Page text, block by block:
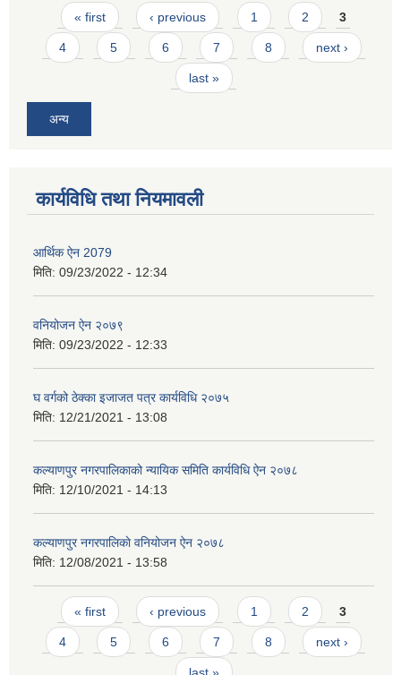
Pages
« first ‹ previous 1 2 3
4 5 6 7 8 next ›
last »
अन्य
कार्यविधि तथा नियमावली
आर्थिक ऐन 2079
मिति: 09/23/2022 - 12:34
वनियोजन ऐन २०७९
मिति: 09/23/2022 - 12:33
घ वर्गको ठेक्का इजाजत पत्र कार्यविधि २०७५
मिति: 12/21/2021 - 13:08
कल्याणपुर नगरपालिकाको न्यायिक समिति कार्यविधि ऐन २०७८
मिति: 12/10/2021 - 14:13
कल्याणपुर नगरपालिकाे वनियोजन ऐन २०७८
मिति: 12/08/2021 - 13:58
Pages
« first ‹ previous 1 2 3
4 5 6 7 8 next ›